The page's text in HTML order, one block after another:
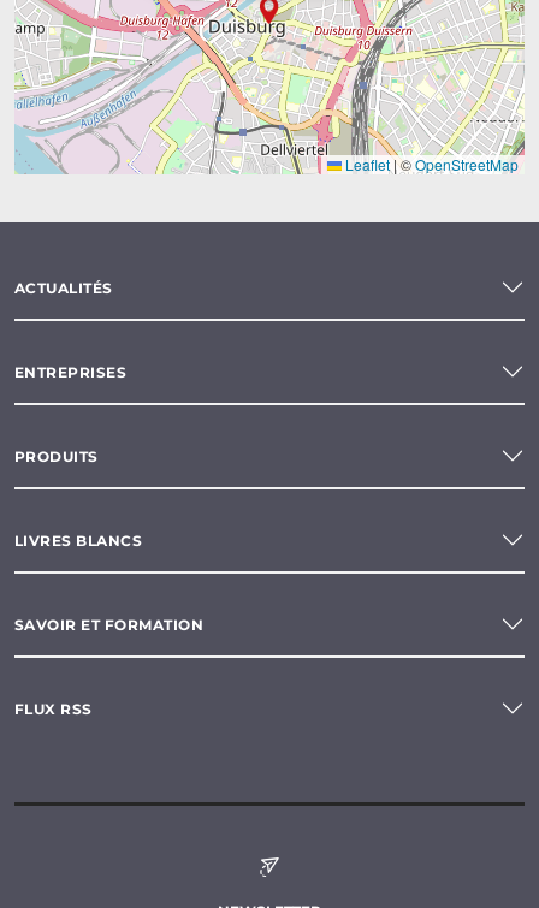
Leaflet|©OpenStreetMap
ACTUALITÉS
ENTREPRISES
PRODUITS
LIVRES BLANCS
SAVOIR ET FORMATION
FLUX RSS